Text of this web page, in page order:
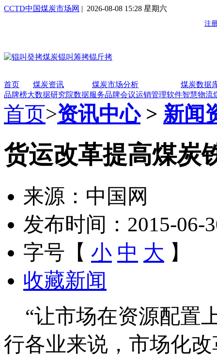
CCTD中国煤炭市场网 | 2026-08-08 15:28 星期六
首页 煤炭资讯 煤炭市场分析
煤炭数据
品牌榜大数据研究院数据服务品牌会议运销管理软件智慧物流
首页>资讯中心> 新闻
货运改革提高煤炭
来源：中国网
发布时间：2015-06-
字号【 小 中 大 】
收藏新闻
“让市场在资源配置
行各业来说，市场化